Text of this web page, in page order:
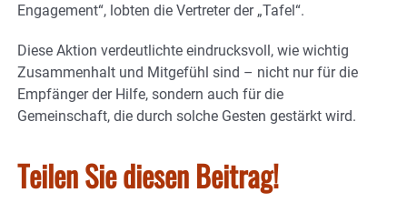
Engagement“, lobten die Vertreter der „Tafel“.
Diese Aktion verdeutlichte eindrucksvoll, wie wichtig
Zusammenhalt und Mitgefühl sind – nicht nur für die
Empfänger der Hilfe, sondern auch für die
Gemeinschaft, die durch solche Gesten gestärkt wird.
Teilen Sie diesen Beitrag!